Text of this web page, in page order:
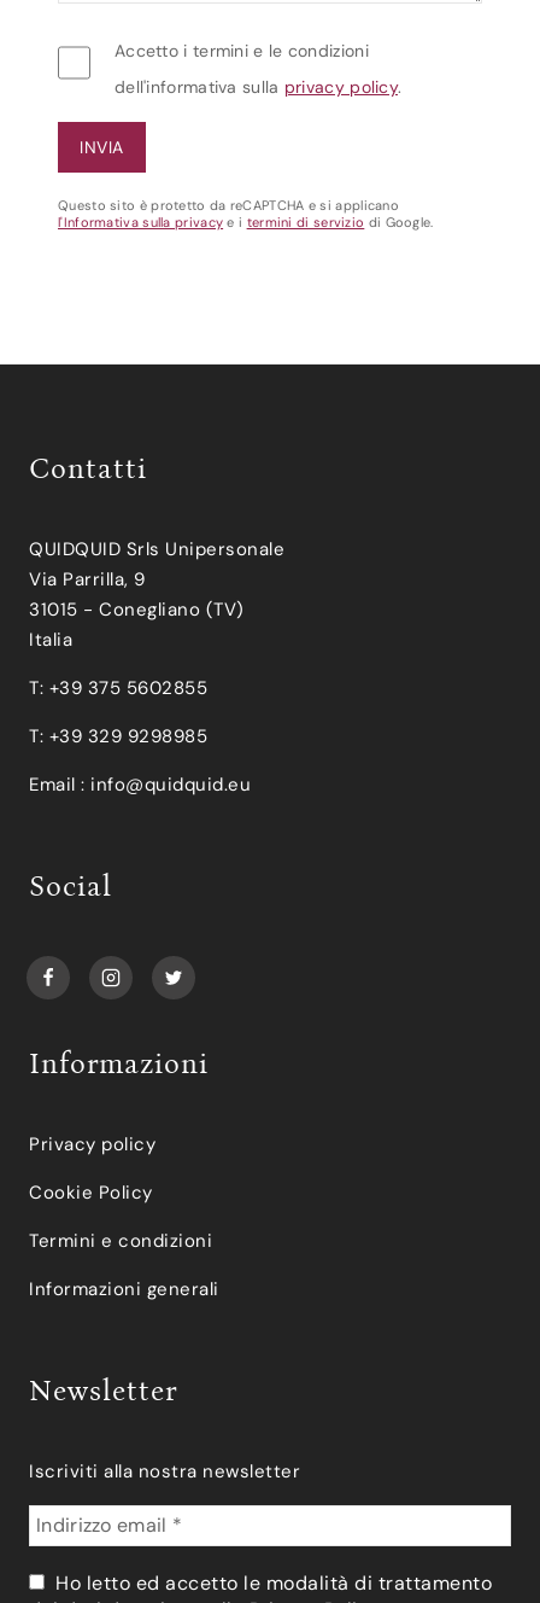
Accetto i termini e le condizioni
dell'informativa sulla privacy policy.
Questo sito è protetto da reCAPTCHA e si applicano
l'Informativa sulla privacy e i termini di servizio di Google.
Contatti
QUIDQUID Srls Unipersonale
Via Parrilla, 9
31015 - Conegliano (TV)
Italia
T: +39 375 5602855
T: +39 329 9298985
Email : info@quidquid.eu
Social
Informazioni
Privacy policy
Cookie Policy
Termini e condizioni
Informazioni generali
Newsletter
Iscriviti alla nostra newsletter
Ho letto ed accetto le modalità di trattamento